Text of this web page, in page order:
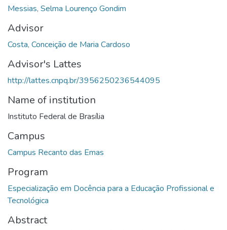
Messias, Selma Lourenço Gondim
Advisor
Costa, Conceição de Maria Cardoso
Advisor's Lattes
http://lattes.cnpq.br/3956250236544095
Name of institution
Instituto Federal de Brasília
Campus
Campus Recanto das Emas
Program
Especialização em Docência para a Educação Profissional e
Tecnológica
Abstract